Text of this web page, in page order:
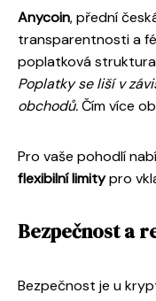
Anycoin, přední
transparentnosti a
poplatková
Poplatky se liší v
obchodů.Čím více
Pro vaše pohodlí
flexibilní limitypro
Bezpečnost a
Bezpečnost je u